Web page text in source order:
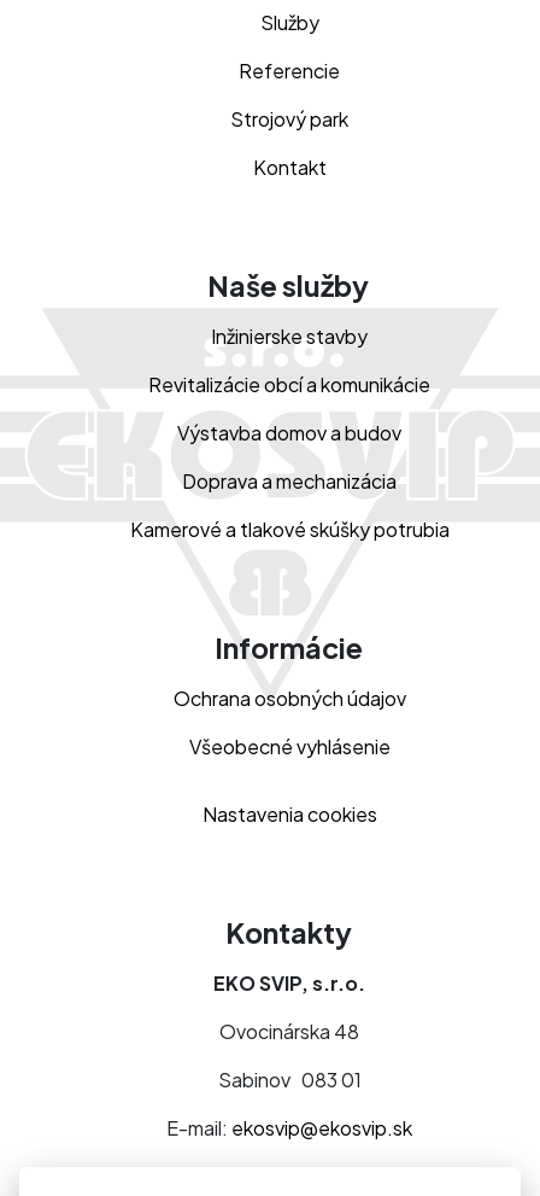
Služby
Referencie
Strojový park
Kontakt
Naše služby
Inžinierske stavby
Revitalizácie obcí a komunikácie
Výstavba domov a budov
Doprava a mechanizácia
Kamerové a tlakové skúšky potrubia
Informácie
Ochrana osobných údajov
Všeobecné vyhlásenie
Nastavenia cookies
Kontakty
EKO SVIP, s.r.o.
Ovocinárska 48
Sabinov 083 01
E-mail: ekosvip@ekosvip.sk